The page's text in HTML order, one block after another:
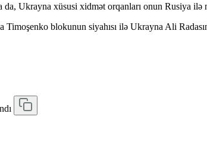
da, Ukrayna xüsusi xidmət orqanları onun Rusiya ilə
blokunun siyahısı ilə Ukrayna Ali